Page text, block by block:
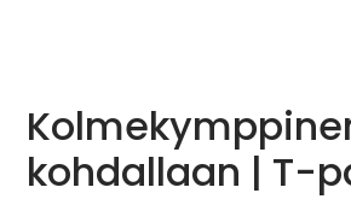
kohdallaan | T-